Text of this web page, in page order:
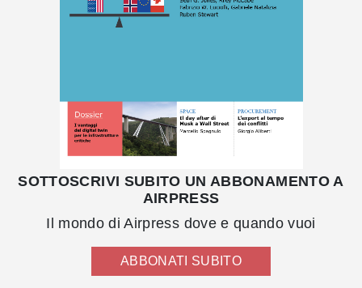
SOTTOSCRIVI SUBITO UN ABBONAMENTO A
AIRPRESS
Il mondo di Airpress dove e quando vuoi
ABBONATI SUBITO